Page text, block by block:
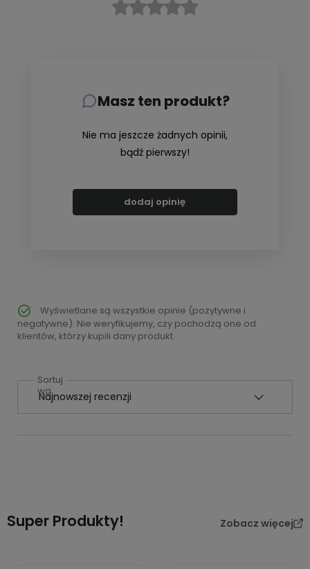
Masz ten produkt?
Nie ma jeszcze żadnych opinii,
bądź pierwszy!
dodaj opinię
Wyświetlane są wszystkie opinie (pozytywne i
negatywne). Nie weryfikujemy, czy pochodzą one od
klientów, którzy kupili dany produkt.
Sortuj
wg
Super Produkty! Zobacz więcej